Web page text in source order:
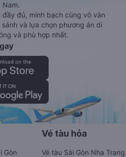
Nam.
đủ, minh bạch cùng vô vàn
và lựa chọn phương án di
và phù hợp nhất.
Gòn
Vé tàu hỏa
Vé tàu Sài Gòn Nha Trang